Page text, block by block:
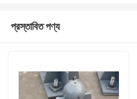
প্রস্তাবিত পণ্য